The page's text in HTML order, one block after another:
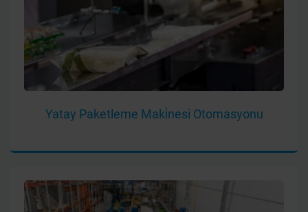
Yatay Paketleme Maki̇nesi Otomasyonu